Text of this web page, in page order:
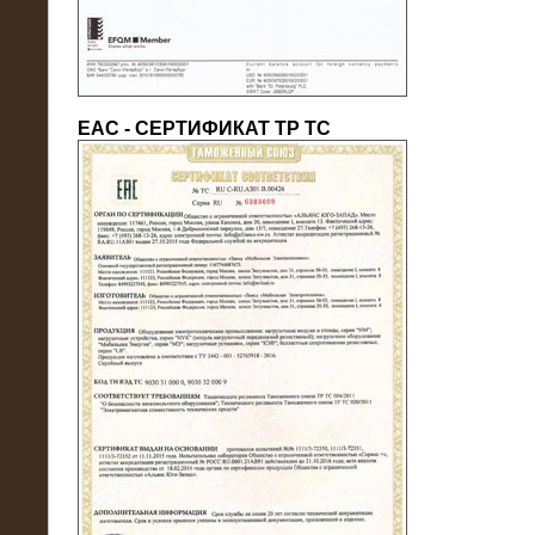
22.05.2016
Нагрузочный модуль в контейнере
10 МВт (0,4 кВ - напряжение)
ЕАС - СЕРТИФИКАТ ТР ТС